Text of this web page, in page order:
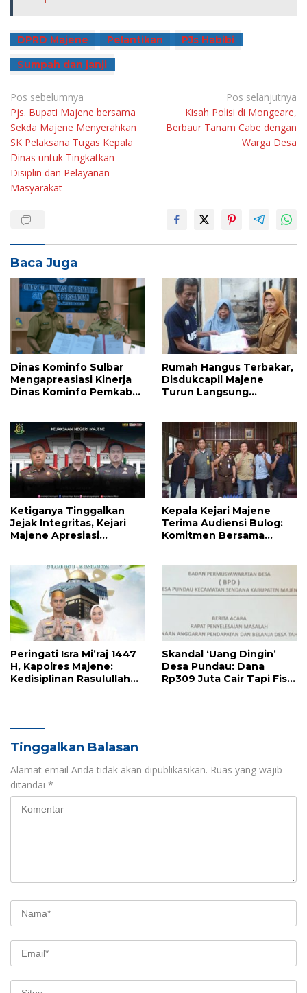
DPRD Majene Pelantikan
PJs Habibi
Sumpah dan janji
Navigasi
pos
Pos sebelumnya
Pjs. Bupati Majene bersama
Sekda Majene Menyerahkan
SK Pelaksana Tugas Kepala
Dinas untuk Tingkatkan
Disiplin dan Pelayanan
Masyarakat
Pos selanjutnya
Kisah Polisi di Mongeare,
Berbaur Tanam Cabe dengan
Warga Desa
Baca Juga
Dinas Kominfo Sulbar
Mengapreasiasi Kinerja
Dinas Kominfo Pemkab
Rumah Hangus Terbakar,
Disdukcapil Majene
Turun Langsung
Ketiganya Tinggalkan
Jejak Integritas, Kejari
Majene Apresiasi
Kepala Kejari Majene
Terima Audiensi Bulog:
Komitmen Bersama
Peringati Isra Mi’raj 1447
H, Kapolres Majene:
Kedisiplinan Rasulullah
Skandal ‘Uang Dingin’
Desa Pundau: Dana
Rp309 Juta Cair Tapi Fisik
Tinggalkan Balasan
Alamat email Anda tidak akan dipublikasikan. Ruas yang wajib
ditandai *